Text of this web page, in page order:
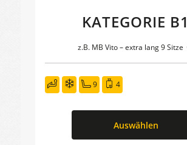
KATEGORIE B1
z.B. MB Vito – extra lang 9 Sitze
9 4
Auswählen